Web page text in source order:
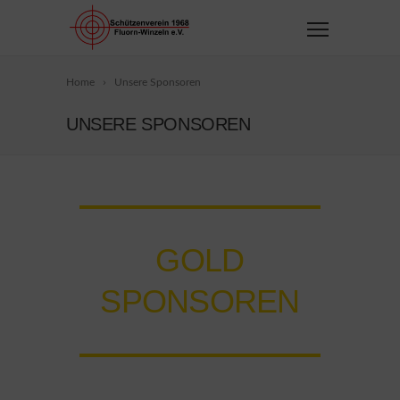
Home Unsere Sponsoren
UNSERE SPONSOREN
GOLD
SPONSOREN